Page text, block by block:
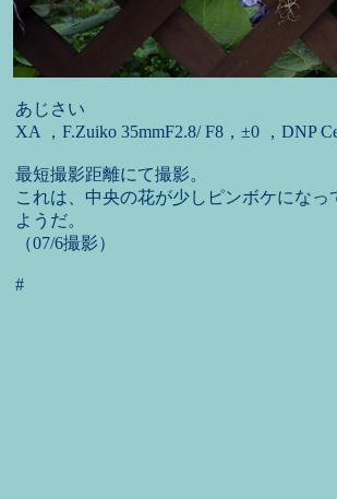
あじさい
XA ，F.Zuiko 35mmF2.8/ F8，±0 ，DNP
最短撮影距離にて撮影。
これは、中央の花が少しピンボケにな
ようだ。
（07/6撮影）
#